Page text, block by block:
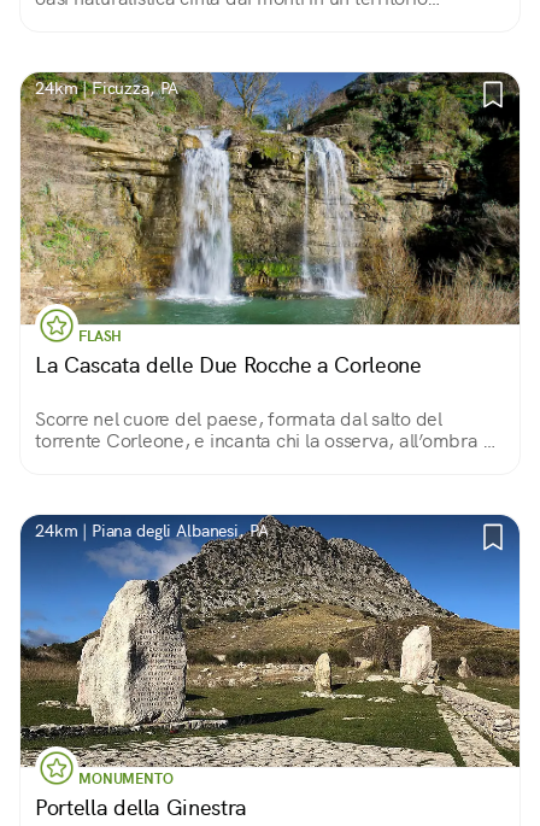
24km | Ficuzza, PA
FLASH
La Cascata delle Due Rocche a Corleone
Scorre nel cuore del paese, formata dal salto del
torrente Corleone, e incanta chi la osserva, all’ombra di
24km | Piana degli Albanesi, PA
MONUMENTO
Portella della Ginestra